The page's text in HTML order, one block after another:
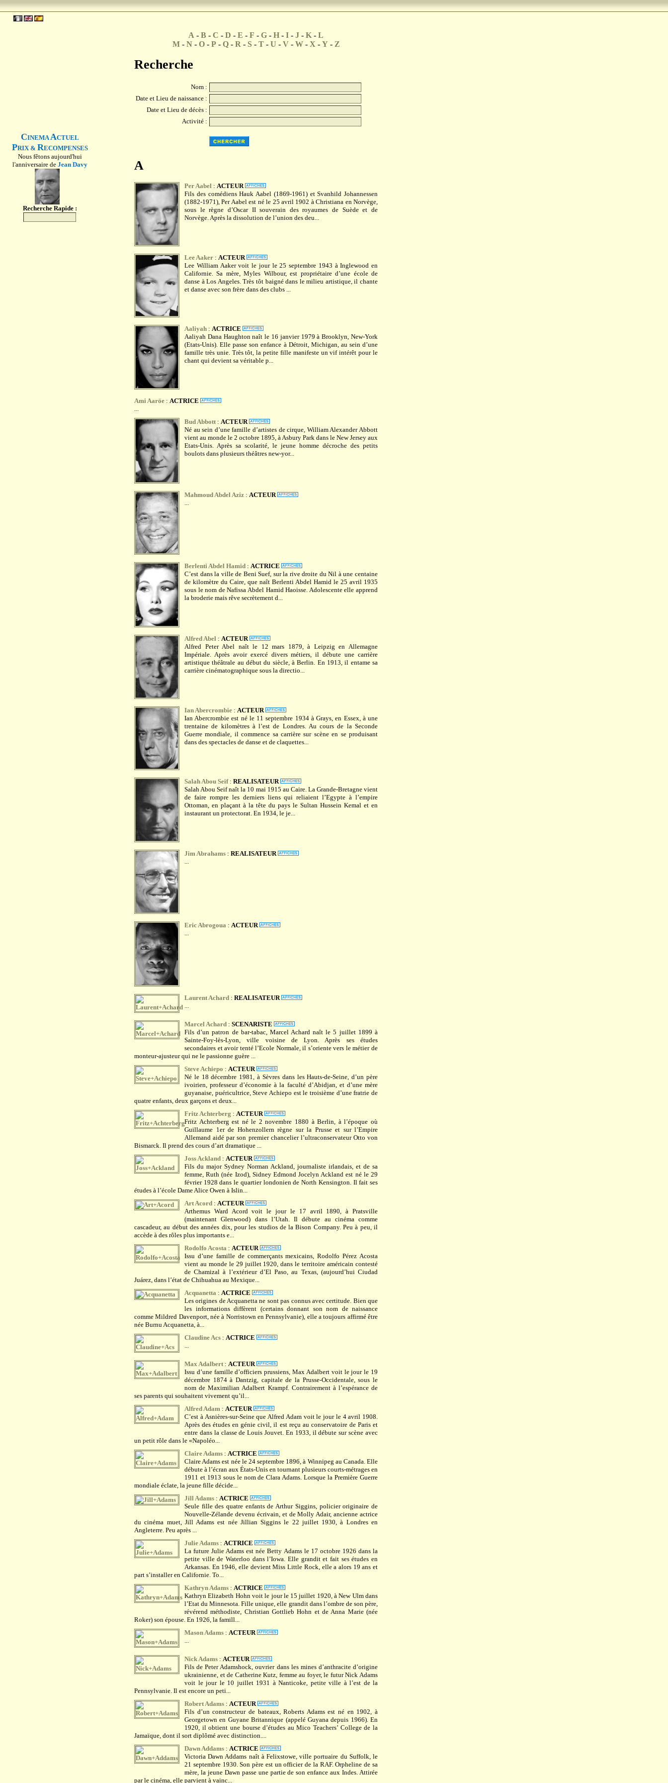
CINEMAACTUEL
PRIX & RECOMPENSES
Nous fêtons aujourd'hui
l'anniversaire de Jean Davy
Recherche Rapide :
A - B - C - D - E - F - G - H - I - J - K - L
M- N- O- P- Q- R - S - T- U - V- W- X - Y - Z
Recherche
Nom :
Date et Lieu de naissance :
Date et Lieu de décès :
Activité :
A
Per Aabel : ACTEUR
Fils des comédiens Hauk Aabel (1869-1961) et Svanhild Johannessen
(1882-1971), Per Aabel est né le 25 avril 1902 à Christiana en Norvège,
sous le règne d’Oscar II souverain des royaumes de Suède et de
Norvège. Après la dissolution de l’union des deu...
Lee Aaker : ACTEUR
Lee William Aaker voit le jour le 25 septembre 1943 à Inglewood en
Californie. Sa mère, Myles Wilbour, est propriétaire d’une école de
danse à Los Angeles. Très tôt baigné dans le milieu artistique, il chante
et danse avec son frère dans des clubs ...
Aaliyah : ACTRICE
Aaliyah Dana Haughton naît le 16 janvier 1979 à Brooklyn, New-York
(Etats-Unis). Elle passe son enfance à Détroit, Michigan, au sein d’une
famille très unie. Très tôt, la petite fille manifeste un vif intérêt pour le
chant qui devient sa véritable p...
Ami Aaröe : ACTRICE
Bud Abbott : ACTEUR
Né au sein d’une famille d’artistes de cirque, William Alexander Abbott
vient au monde le 2 octobre 1895, à Asbury Park dans le New Jersey aux
Etats-Unis. Après sa scolarité, le jeune homme décroche des petits
boulots dans plusieurs théâtres new-yor...
Mahmoud Abdel Aziz : ACTEUR
Berlenti Abdel Hamid : ACTRICE
C’est dans la ville de Beni Suef, sur la rive droite du Nil à une centaine
de kilomètre du Caire, que naît Berlenti Abdel Hamid le 25 avril 1935
sous le nom de Nafissa Abdel Hamid Haoisse. Adolescente elle apprend
la broderie mais rêve secrètement d...
Alfred Abel : ACTEUR
Alfred Peter Abel naît le 12 mars 1879, à Leipzig en Allemagne
Impériale. Après avoir exercé divers métiers, il débute une carrière
artistique théâtrale au début du siècle, à Berlin. En 1913, il entame sa
carrière cinématographique sous la directio...
Ian Abercrombie : ACTEUR
Ian Abercrombie est né le 11 septembre 1934 à Grays, en Essex, à une
trentaine de kilomètres à l’est de Londres. Au cours de la Seconde
Guerre mondiale, il commence sa carrière sur scène en se produisant
dans des spectacles de danse et de claquettes...
Salah Abou Seif: REALISATEUR
Salah Abou Seif naît la 10 mai 1915 au Caire. La Grande-Bretagne vient
de faire rompre les derniers liens qui reliaient l’Egypte à l’empire
Ottoman, en plaçant à la tête du pays le Sultan Hussein Kemal et en
instaurant un protectorat. En 1934, le je...
Jim Abrahams : REALISATEUR
...
Eric Abrogoua : ACTEUR
...
Laurent Achard : REALISATEUR
...
Marcel Achard : SCENARISTE
Fils d’un patron de bar-tabac, Marcel Achard naît le 5 juillet 1899 à
Sainte-Foy-lès-Lyon, ville voisine de Lyon. Après ses études
secondaires et avoir tenté l’Ecole Normale, il s’oriente vers le métier de
monteur-ajusteur qui ne le passionne guère ...
Steve Achiepo : ACTEUR
Né le 18 décembre 1981, à Sèvres dans les Hauts-de-Seine, d’un père
ivoirien, professeur d’économie à la faculté d’Abidjan, et d’une mère
guyanaise, puéricultrice, Steve Achiepo est le troisième d’une fratrie de
quatre enfants, deux garçons et deux...
Fritz Achterberg : ACTEUR
Fritz Achterberg est né le 2 novembre 1880 à Berlin, à l’époque où
Guillaume 1er de Hohenzollern règne sur la Prusse et sur l’Empire
Allemand aidé par son premier chancelier l’ultraconservateur Otto von
Bismarck. Il prend des cours d’art dramatique ...
Joss Ackland : ACTEUR
Fils du major Sydney Norman Ackland, journaliste irlandais, et de sa
femme, Ruth (née Izod), Sidney Edmond Jocelyn Ackland est né le 29
février 1928 dans le quartier londonien de North Kensington. Il fait ses
études à l’école Dame Alice Owen à Islin...
Art Acord : ACTEUR
Arthemus Ward Acord voit le jour le 17 avril 1890, à Pratsville
(maintenant Glenwood) dans l’Utah. Il débute au cinéma comme
cascadeur, au début des années dix, pour les studios de la Bison Company. Peu à peu, il
accède à des rôles plus importants e...
Rodolfo Acosta : ACTEUR
Issu d’une famille de commerçants mexicains, Rodolfo Pérez Acosta
vient au monde le 29 juillet 1920, dans le territoire américain contesté
de Chamizal à l’extérieur d’El Paso, au Texas, (aujourd’hui Ciudad
Juárez, dans l’état de Chihuahua au Mexique...
Acquanetta : ACTRICE
Les origines de Acquanetta ne sont pas connus avec certitude. Bien que
les informations diffèrent (certains donnant son nom de naissance
comme Mildred Davenport, née à Norristown en Pennsylvanie), elle a toujours affirmé être
née Burnu Acquanetta, à...
Claudine Acs : ACTRICE
...
Max Adalbert : ACTEUR
Issu d’une famille d’officiers prussiens, Max Adalbert voit le jour le 19
décembre 1874 à Dantzig, capitale de la Prusse-Occidentale, sous le
nom de Maximilian Adalbert Krampf. Contrairement à l’espérance de
ses parents qui souhaitent vivement qu’il...
Alfred Adam : ACTEUR
C’est à Asnières-sur-Seine que Alfred Adam voit le jour le 4 avril 1908.
Après des études en génie civil, il est reçu au conservatoire de Paris et
entre dans la classe de Louis Jouvet. En 1933, il débute sur scène avec
un petit rôle dans le «Napoléo...
Claire Adams : ACTRICE
Claire Adams est née le 24 septembre 1896, à Winnipeg au Canada. Elle
débute à l’écran aux États-Unis en tournant plusieurs courts-métrages en
1911 et 1913 sous le nom de Clara Adams. Lorsque la Première Guerre
mondiale éclate, la jeune fille décide...
Jill Adams : ACTRICE
Seule fille des quatre enfants de Arthur Siggins, policier originaire de
Nouvelle-Zélande devenu écrivain, et de Molly Adair, ancienne actrice
du cinéma muet, Jill Adams est née Jillian Siggins le 22 juillet 1930, à Londres en
Angleterre. Peu après ...
Julie Adams : ACTRICE
La future Julie Adams est née Betty Adams le 17 octobre 1926 dans la
petite ville de Waterloo dans l’Iowa. Elle grandit et fait ses études en
Arkansas. En 1946, elle devient Miss Little Rock, elle a alors 19 ans et
part s’installer en Californie. To...
Kathryn Adams : ACTRICE
Kathryn Elizabeth Hohn voit le jour le 15 juillet 1920, à New Ulm dans
l’Etat du Minnesota. Fille unique, elle grandit dans l’ombre de son père,
révérend méthodiste, Christian Gottlieb Hohn et de Anna Marie (née
Roker) son épouse. En 1926, la famill...
Mason Adams : ACTEUR
...
Nick Adams : ACTEUR
Fils de Peter Adamshock, ouvrier dans les mines d’anthracite d’origine
ukrainienne, et de Catherine Kutz, femme au foyer, le futur Nick Adams
voit le jour le 10 juillet 1931 à Nanticoke, petite ville à l’est de la
Pennsylvanie. Il est encore un peti...
Robert Adams : ACTEUR
Fils d’un constructeur de bateaux, Roberts Adams est né en 1902, à
Georgetown en Guyane Britannique (appelé Guyana depuis 1966). En
1920, il obtient une bourse d’études au Mico Teachers’ College de la
Jamaïque, dont il sort diplômé avec distinction....
Dawn Addams : ACTRICE
Victoria Dawn Addams naît à Felixstowe, ville portuaire du Suffolk, le
21 septembre 1930. Son père est un officier de la RAF. Orpheline de sa
mère, la jeune Dawn passe une partie de son enfance aux Indes. Attirée
par le cinéma, elle parvient à vainc...